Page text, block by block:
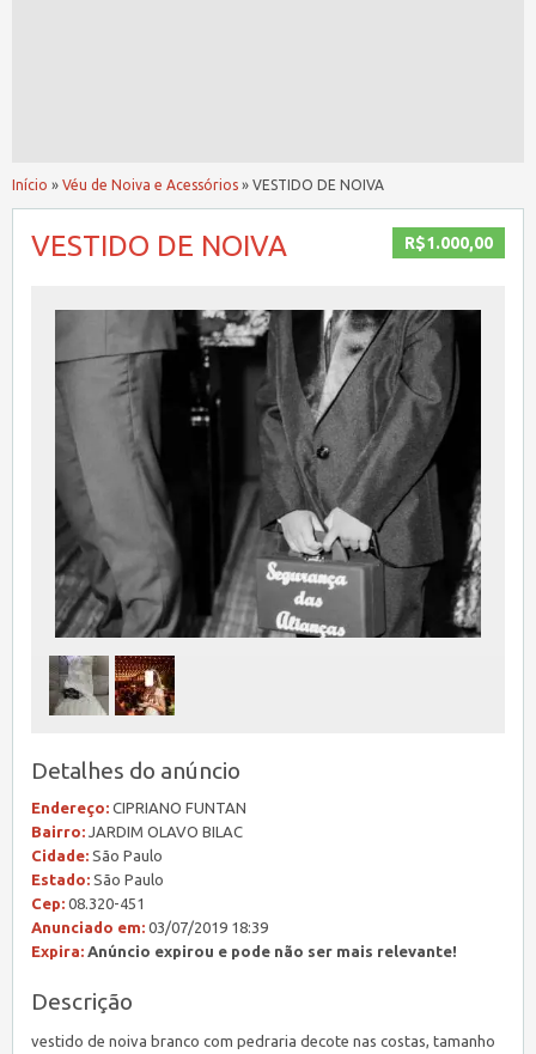
Início » Véu de Noiva e Acessórios » VESTIDO DE NOIVA
R$1.000,00
VESTIDO DE NOIVA
Detalhes do anúncio
Endereço: CIPRIANO FUNTAN
Bairro: JARDIM OLAVO BILAC
Cidade: São Paulo
Estado: São Paulo
Cep: 08.320-451
Anunciado em: 03/07/2019 18:39
Expira: Anúncio expirou e pode não ser mais relevante!
Descrição
vestido de noiva branco com pedraria decote nas costas, tamanho